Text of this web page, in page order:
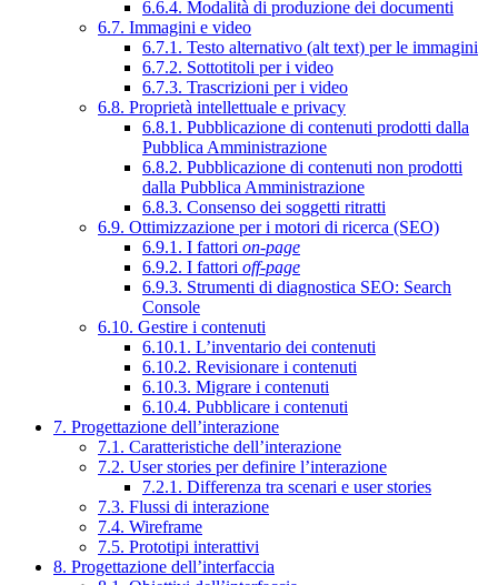
6.6.4. Modalità di produzione dei documenti
6.7. Immagini e video
6.7.1. Testo alternativo (alt text) per le immagini
6.7.2. Sottotitoli per i video
6.7.3. Trascrizioni per i video
6.8. Proprietà intellettuale e privacy
6.8.1. Pubblicazione di contenuti prodotti dalla
Pubblica Amministrazione
6.8.2. Pubblicazione di contenuti non prodotti
dalla Pubblica Amministrazione
6.8.3. Consenso dei soggetti ritratti
6.9. Ottimizzazione per i motori di ricerca (SEO)
6.9.1. I fattori on-page
6.9.2. I fattori off-page
6.9.3. Strumenti di diagnostica SEO: Search
Console
6.10. Gestire i contenuti
6.10.1. L’inventario dei contenuti
6.10.2. Revisionare i contenuti
6.10.3. Migrare i contenuti
6.10.4. Pubblicare i contenuti
7. Progettazione dell’interazione
7.1. Caratteristiche dell’interazione
7.2. User stories per definire l’interazione
7.2.1. Differenza tra scenari e user stories
7.3. Flussi di interazione
7.4. Wireframe
7.5. Prototipi interattivi
8. Progettazione dell’interfaccia